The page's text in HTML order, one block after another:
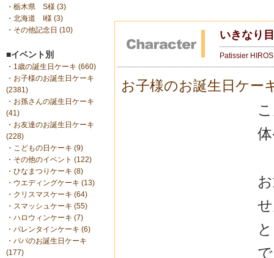
・ 栃木県 S様 (3)
・ 北海道 I様 (3)
・ その他記念日 (10)
■イベント別
・ 1歳の誕生日ケーキ (660)
・ お子様のお誕生日ケーキ
(2381)
・ お孫さんの誕生日ケーキ
(41)
・ お友達のお誕生日ケーキ
(228)
・ こどもの日ケーキ (9)
・ その他のイベント (122)
・ ひなまつりケーキ (8)
・ ウエディングケーキ (13)
・ クリスマスケーキ (64)
・ スマッシュケーキ (55)
・ ハロウィンケーキ (7)
・ バレンタインケーキ (6)
・ パパのお誕生日ケーキ
(177)
いきなり
Patissier
お子様のお誕生日ケー